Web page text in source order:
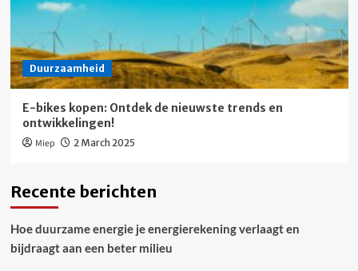
Duurzaamheid
E-bikes kopen: Ontdek de nieuwste trends en
ontwikkelingen!
Miep 2 March 2025
Recente berichten
Hoe duurzame energie je energierekening verlaagt en
bijdraagt aan een beter milieu